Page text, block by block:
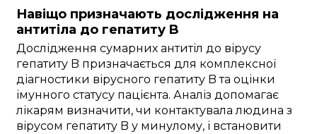
Навіщо призначають дослідження на
антитіла до гепатиту B
Дослідження сумарних антитіл до вірусу
гепатиту B призначається для комплексної
діагностики вірусного гепатиту B та оцінки
імунного статусу пацієнта. Аналіз допомагає
лікарям визначити, чи контактувала людина з
вірусом гепатиту B у минулому, і встановити